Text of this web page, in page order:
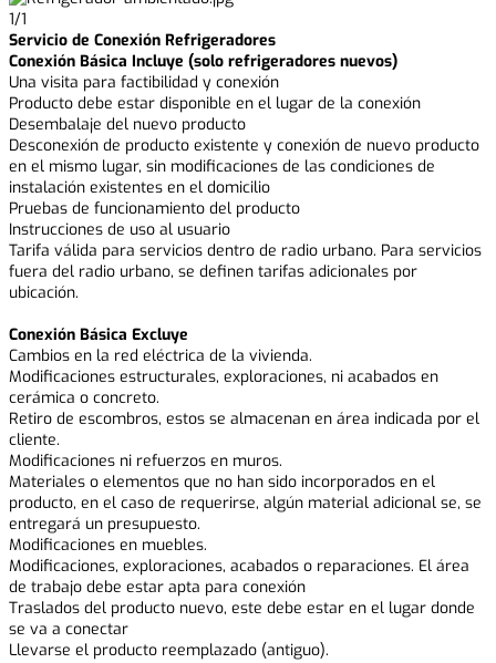
1/1
Servicio de Conexión Refrigeradores
Conexión Básica Incluye (solo refrigeradores nuevos)
Una visita para factibilidad y conexión
Producto debe estar disponible en el lugar de la conexión
Desembalaje del nuevo producto
Desconexión de producto existente y conexión de nuevo producto
en el mismo lugar, sin modificaciones de las condiciones de
instalación existentes en el domicilio
Pruebas de funcionamiento del producto
Instrucciones de uso al usuario
Tarifa válida para servicios dentro de radio urbano. Para servicios
fuera del radio urbano, se definen tarifas adicionales por
ubicación.
Conexión Básica Excluye
Cambios en la red eléctrica de la vivienda.
Modificaciones estructurales, exploraciones, ni acabados en
cerámica o concreto.
Retiro de escombros, estos se almacenan en área indicada por el
cliente.
Modificaciones ni refuerzos en muros.
Materiales o elementos que no han sido incorporados en el
producto, en el caso de requerirse, algún material adicional se, se
entregará un presupuesto.
Modificaciones en muebles.
Modificaciones, exploraciones, acabados o reparaciones. El área
de trabajo debe estar apta para conexión
Traslados del producto nuevo, este debe estar en el lugar donde
se va a conectar
Llevarse el producto reemplazado (antiguo).